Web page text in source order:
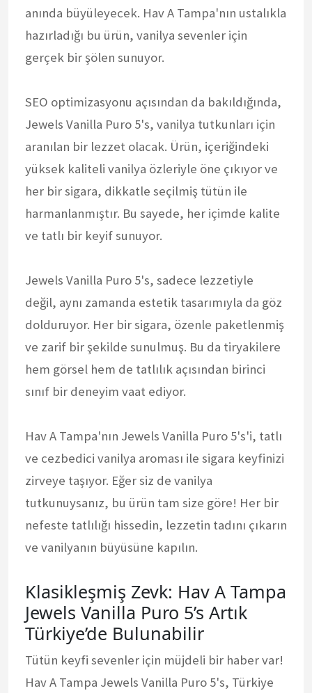
anında büyüleyecek. Hav A Tampa'nın ustalıkla
hazırladığı bu ürün, vanilya sevenler için
gerçek bir şölen sunuyor.
SEO optimizasyonu açısından da bakıldığında,
Jewels Vanilla Puro 5's, vanilya tutkunları için
aranılan bir lezzet olacak. Ürün, içeriğindeki
yüksek kaliteli vanilya özleriyle öne çıkıyor ve
her bir sigara, dikkatle seçilmiş tütün ile
harmanlanmıştır. Bu sayede, her içimde kalite
ve tatlı bir keyif sunuyor.
Jewels Vanilla Puro 5's, sadece lezzetiyle
değil, aynı zamanda estetik tasarımıyla da göz
dolduruyor. Her bir sigara, özenle paketlenmiş
ve zarif bir şekilde sunulmuş. Bu da tiryakilere
hem görsel hem de tatlılık açısından birinci
sınıf bir deneyim vaat ediyor.
Hav A Tampa'nın Jewels Vanilla Puro 5's'i, tatlı
ve cezbedici vanilya aroması ile sigara keyfinizi
zirveye taşıyor. Eğer siz de vanilya
tutkunuysanız, bu ürün tam size göre! Her bir
nefeste tatlılığı hissedin, lezzetin tadını çıkarın
ve vanilyanın büyüsüne kapılın.
Klasikleşmiş Zevk: Hav A Tampa
Jewels Vanilla Puro 5’s Artık
Türkiye’de Bulunabilir
Tütün keyfi sevenler için müjdeli bir haber var!
Hav A Tampa Jewels Vanilla Puro 5's, Türkiye